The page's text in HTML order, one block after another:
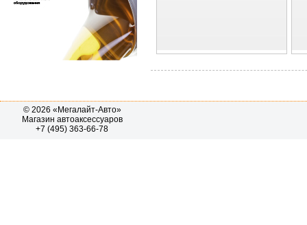
© 2026 «Мегалайт-Авто»
Магазин автоаксессуаров
+7 (495) 363-66-78